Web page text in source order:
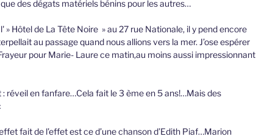
des dégats matériels bénins pour les autres…
» Hôtel de La Tête Noire » au 27 rue Nationale, il y pend encore
au passage quand nous allions vers la mer. J’ose espérer
pour Marie- Laure ce matin,au moins aussi impressionnant
réveil en fanfare…Cela fait le 3 ème en 5 ans!…Mais des
fait de l’effet est ce d’une chanson d’Edith Piaf…Marion